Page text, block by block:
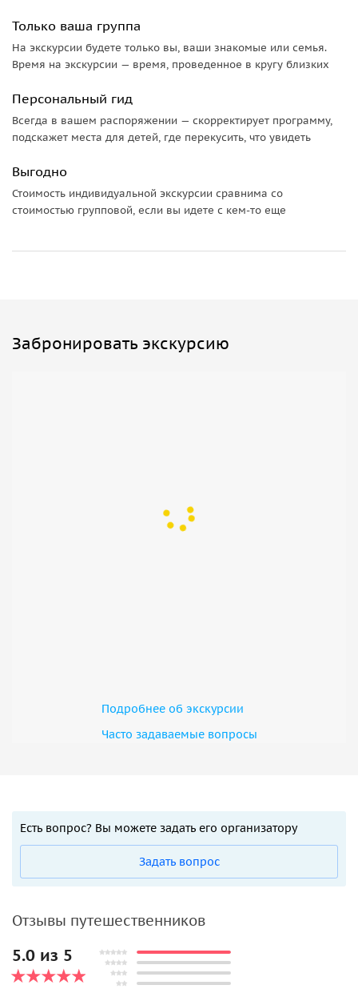
Только ваша группа
На экскурсии будете только вы, ваши знакомые или семья.
Время на экскурсии — время, проведенное в кругу близких
Персональный гид
Всегда в вашем распоряжении — скорректирует программу,
подскажет места для детей, где перекусить, что увидеть
Выгодно
Стоимость индивидуальной экскурсии сравнима со
стоимостью групповой, если вы идете с кем-то еще
Забронировать экскурсию
Подробнее об экскурсии
Часто задаваемые вопросы
Есть вопрос? Вы можете задать его организатору
Задать вопрос
Отзывы путешественников
5.0 из 5